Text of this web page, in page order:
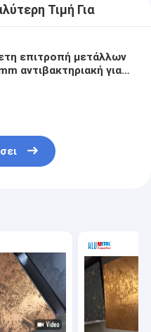
Τιμή Για
επιτροπή μετάλλων
αντιβακτηριακή για